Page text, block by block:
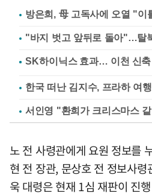
방은희, 母 고독사에 오열 "이
"바지 벗고 앞뒤로 돌아"…탈
한국 떠난 김지수, 프라하 여
서인영 "환희가 크리스마스
노 전 사령관에게 요원 정보를
현 전 장관, 문상호 전 정보사
욱 대령은 현재 1심 재판이 진